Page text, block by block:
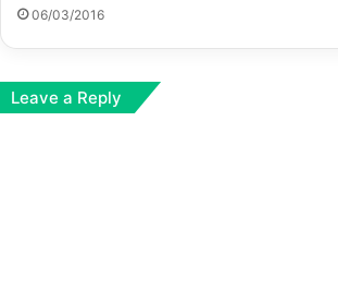
06/03/2016
Leave a Reply